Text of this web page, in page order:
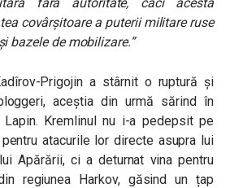
covârșitoare a puterii militare ruse
bazele de mobilizare.”
Prigojin a stârnit o ruptură și
aceștia din urmă sărind în
Lapin. Kremlinul nu i-a pedepsit pe
atacurile lor directe asupra lui
Apărării, ci a deturnat vina pentru
regiunea Harkov, găsind un țap